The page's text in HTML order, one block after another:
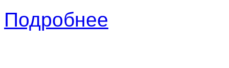
Подробнее